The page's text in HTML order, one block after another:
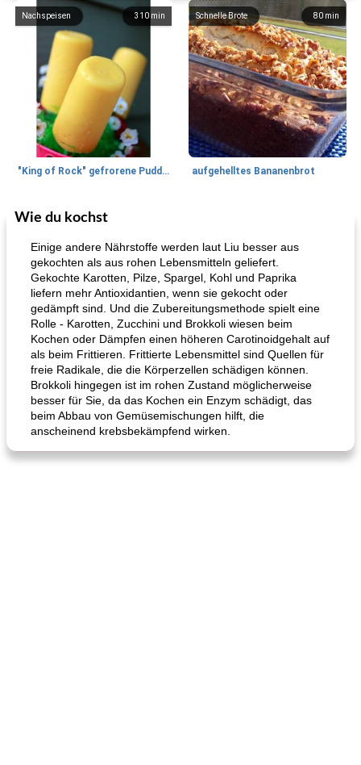
310 min
Nachspeisen
"King of Rock" gefrorene Pudding Pops
80 min
Schnelle Brote
aufgehelltes Bananenbrot
Mittagessen / Snacks
Hühnchen, Süßkartoffelsuppe
Wie du kochst
Einige andere Nährstoffe werden laut Liu besser aus
gekochten als aus rohen Lebensmitteln geliefert.
Gekochte Karotten, Pilze, Spargel, Kohl und Paprika
liefern mehr Antioxidantien, wenn sie gekocht oder
gedämpft sind. Und die Zubereitungsmethode spielt eine
Rolle - Karotten, Zucchini und Brokkoli wiesen beim
Kochen oder Dämpfen einen höheren Carotinoidgehalt auf
als beim Frittieren. Frittierte Lebensmittel sind Quellen für
freie Radikale, die die Körperzellen schädigen können.
Brokkoli hingegen ist im rohen Zustand möglicherweise
besser für Sie, da das Kochen ein Enzym schädigt, das
beim Abbau von Gemüsemischungen hilft, die
anscheinend krebsbekämpfend wirken.